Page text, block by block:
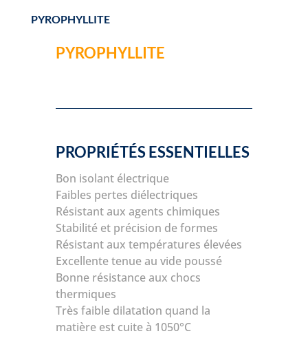
PYROPHYLLITE
PYROPHYLLITE
PROPRIÉTÉS ESSENTIELLES
Bon isolant électrique
Faibles pertes diélectriques
Résistant aux agents chimiques
Stabilité et précision de formes
Résistant aux températures élevées
Excellente tenue au vide poussé
Bonne résistance aux chocs
thermiques
Très faible dilatation quand la
matière est cuite à 1050°C